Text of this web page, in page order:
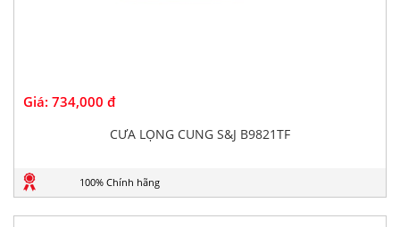
Giá: 734,000 đ
CƯA LỌNG CUNG S&J B9821TF
100% Chính hãng